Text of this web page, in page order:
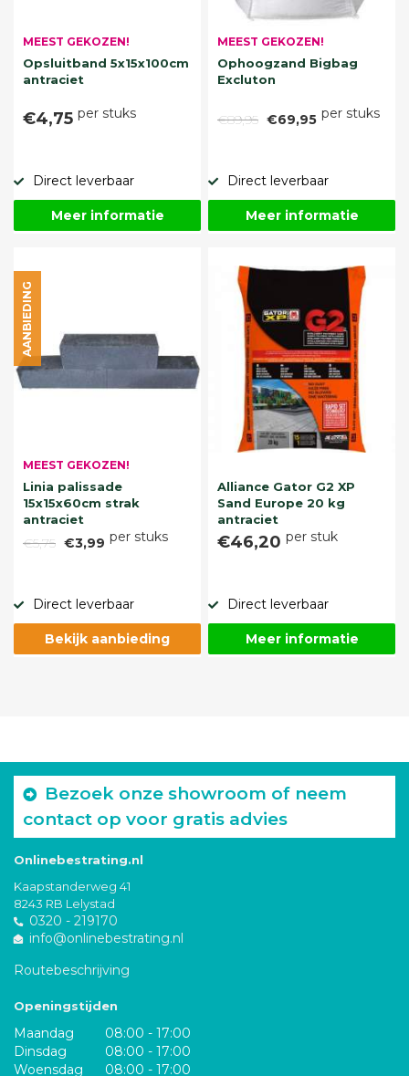
MEEST GEKOZEN!
Opsluitband 5x15x100cm
antraciet
€4,75 per stuks
Direct leverbaar
Meer informatie
MEEST GEKOZEN!
Ophoogzand Bigbag
Excluton
€89,95 €69,95 per stuks
Direct leverbaar
Meer informatie
MEEST GEKOZEN!
Linia palissade
15x15x60cm strak
antraciet
€5,75 €3,99 per stuks
AANBIEDING
Direct leverbaar
Bekijk aanbieding
Alliance Gator G2 XP
Sand Europe 20 kg
antraciet
€46,20 per stuk
Direct leverbaar
Meer informatie
Bezoek onze showroom of neem
contact op voor gratis advies
Onlinebestrating.nl
Kaapstanderweg 41
8243 RB Lelystad
0320 - 219170
info@onlinebestrating.nl
Routebeschrijving
Openingstijden
Maandag
08:00 - 17:00
Dinsdag
08:00 - 17:00
Woensdag
08:00 - 17:00